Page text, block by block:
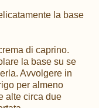
la base
di caprino.
la base su se
Avvolgere in
per almeno
alte circa due